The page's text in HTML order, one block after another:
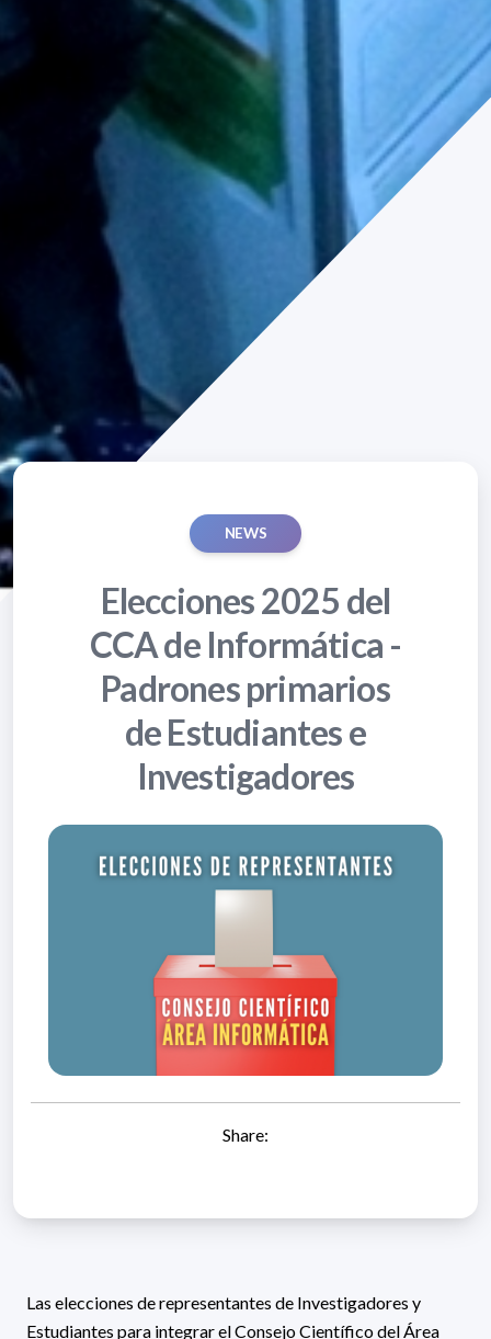
NEWS
Elecciones 2025 del
CCA de Informática -
Padrones primarios
de Estudiantes e
Investigadores
Share:
Las elecciones de representantes de Investigadores y
Estudiantes para integrar el Consejo Científico del Área